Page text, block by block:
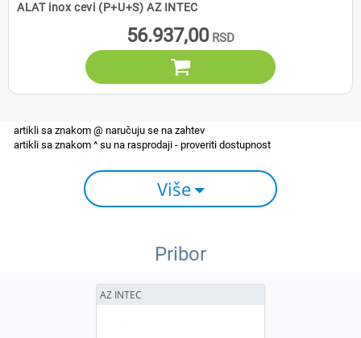
ALAT inox cevi (P+U+S) AZ INTEC
56.937,00

Više
Pribor
AZ INTEC